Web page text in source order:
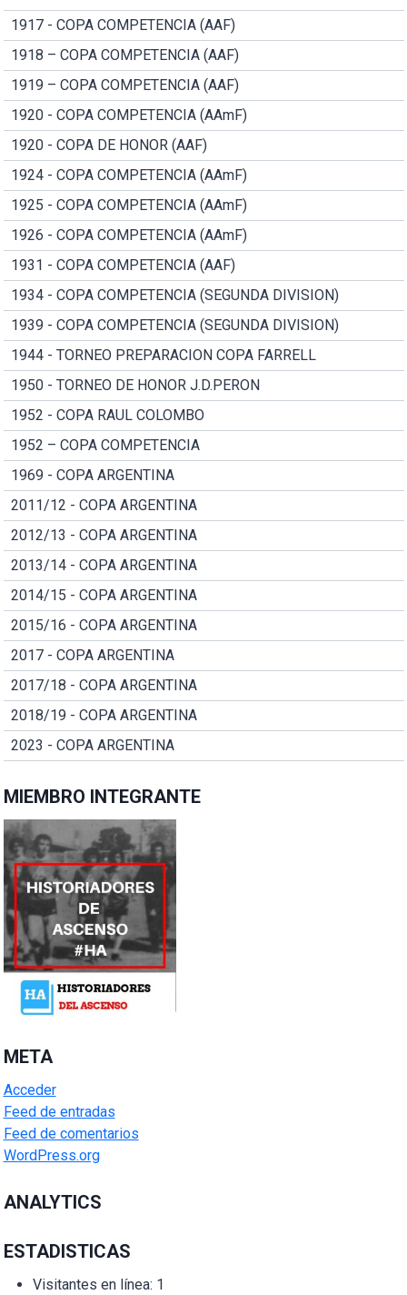
1917 - COPA COMPETENCIA (AAF)
1918 – COPA COMPETENCIA (AAF)
1919 – COPA COMPETENCIA (AAF)
1920 - COPA COMPETENCIA (AAmF)
1920 - COPA DE HONOR (AAF)
1924 - COPA COMPETENCIA (AAmF)
1925 - COPA COMPETENCIA (AAmF)
1926 - COPA COMPETENCIA (AAmF)
1931 - COPA COMPETENCIA (AAF)
1934 - COPA COMPETENCIA (SEGUNDA DIVISION)
1939 - COPA COMPETENCIA (SEGUNDA DIVISION)
1944 - TORNEO PREPARACION COPA FARRELL
1950 - TORNEO DE HONOR J.D.PERON
1952 - COPA RAUL COLOMBO
1952 – COPA COMPETENCIA
1969 - COPA ARGENTINA
2011/12 - COPA ARGENTINA
2012/13 - COPA ARGENTINA
2013/14 - COPA ARGENTINA
2014/15 - COPA ARGENTINA
2015/16 - COPA ARGENTINA
2017 - COPA ARGENTINA
2017/18 - COPA ARGENTINA
2018/19 - COPA ARGENTINA
2023 - COPA ARGENTINA
MIEMBRO INTEGRANTE
META
Acceder
Feed de entradas
Feed de comentarios
WordPress.org
ANALYTICS
ESTADISTICAS
Visitantes en línea: 1